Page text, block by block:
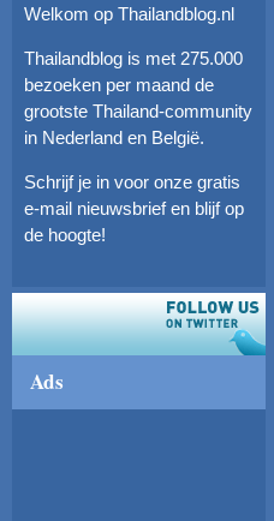
Welkom op Thailandblog.nl
Thailandblog is met 275.000
bezoeken per maand de
grootste Thailand-community
in Nederland en België.
Schrijf je in voor onze gratis
e-mail nieuwsbrief en blijf op
de hoogte!
Ads